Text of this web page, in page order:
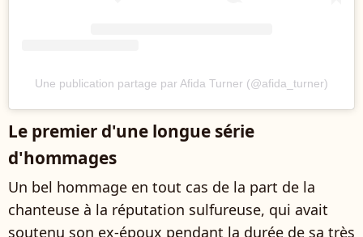
Une publication partage par Afida Turner (@afida_turner)
Le premier d'une longue série
d'hommages
Un bel hommage en tout cas de la part de la
chanteuse à la réputation sulfureuse, qui avait
soutenu son ex-époux pendant la durée de sa très